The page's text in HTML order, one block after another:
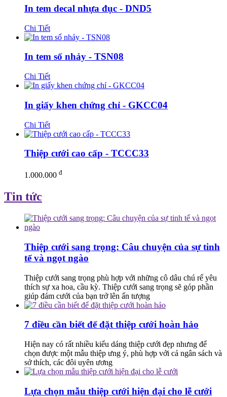
In tem decal nhựa đục - DND5
Chi Tiết
In tem số nhảy - TSN08
Chi Tiết
In giấy khen chứng chỉ - GKCC04
Chi Tiết
Thiệp cưới cao cấp - TCCC33
1.000.000 đ
Tin tức
Thiệp cưới sang trọng: Câu chuyện của sự tinh
tế và ngọt ngào
Thiệp cưới sang trọng phù hợp với những cô dâu chú rể yêu
thích sự xa hoa, cầu kỳ. Thiệp cưới sang trọng sẽ góp phần
giúp đám cưới của bạn trở lên ấn tượng
7 điều cần biết để đặt thiệp cưới hoàn hảo
Hiện nay có rất nhiều kiểu dáng thiệp cưới đẹp nhưng để
chọn được một mẫu thiệp ưng ý, phù hợp với cả ngân sách và
sở thích, các đôi uyên ương
Lựa chọn mẫu thiệp cưới hiện đại cho lễ cưới